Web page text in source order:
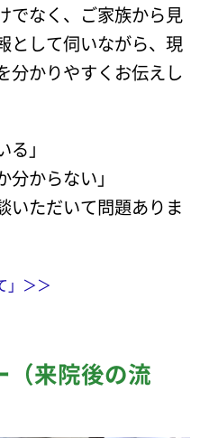
でなく、ご家族から見
として伺いながら、現
分かりやすくお伝えし
」
分からない」
いただいて問題ありま
」＞＞
（来院後の流